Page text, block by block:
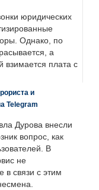
юридических
Однако, по
а
взимается плата с
и
Telegram
Дурова внесли
вопрос, как
В
не
в связи с этим